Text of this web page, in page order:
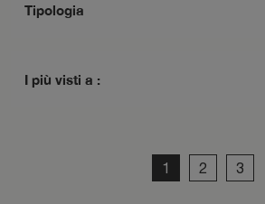
Tipologia
I più visti a :
1 2 3